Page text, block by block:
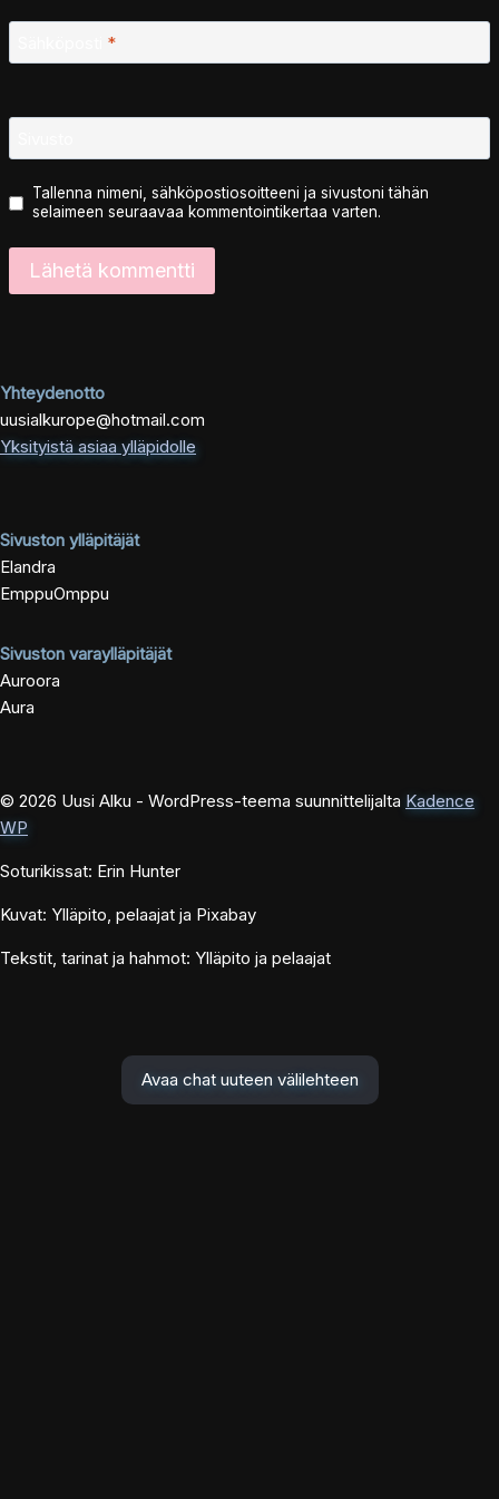
*
Tallenna nimeni, sähköpostiosoitteeni ja sivustoni tähän
selaimeen seuraavaa kommentointikertaa varten.
Yhteydenotto
uusialkurope@hotmail.com
Yksityistä asiaa ylläpidolle
Sivuston ylläpitäjät
Elandra
EmppuOmppu
Sivuston varaylläpitäjät
Auroora
Aura
© 2026 Uusi Alku - WordPress-teema suunnittelijalta Kadence
WP
Soturikissat: Erin Hunter
Kuvat: Ylläpito, pelaajat ja Pixabay
Tekstit, tarinat ja hahmot: Ylläpito ja pelaajat
Avaa chat uuteen välilehteen